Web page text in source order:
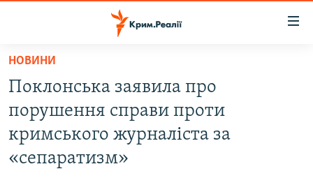
Перейти
основного
матеріалу
Перейти
до
основної
ВІДЕО ТА ФОТО
НОВИНИ
Поклонська заявила про
порушення справи проти
кримського журналіста за
«сепаратизм»